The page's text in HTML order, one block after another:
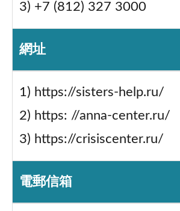
3) +7 (812) 327 3000
網址
1) https://sisters-help.ru/
2) https: //anna-center.ru/
3) https://crisiscenter.ru/
電郵信箱